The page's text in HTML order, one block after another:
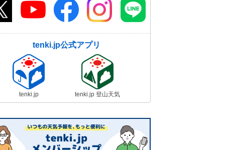
tenki.jp公式アプリ
tenki.jp tenki.jp 登山天気